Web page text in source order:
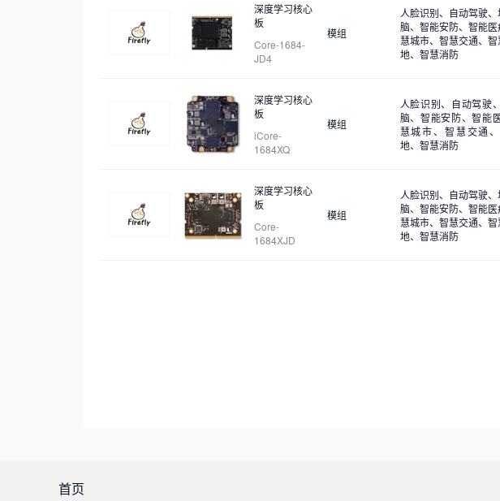
深度学习核心
板
Core-1684-
JD4
模组
人脸识别、自动驾驶
脑、智能安防、智能医
慧城市、智慧交通、智
地、智慧消防
深度学习核心
板
iCore-
1684XQ
模组
人脸识别、自动驾驶
脑、智能安防、智能
慧城市、智慧交通
地、智慧消防
深度学习核心
板
Core-
1684XJD
模组
人脸识别、自动驾驶
脑、智能安防、智能医
慧城市、智慧交通、智
地、智慧消防
首页